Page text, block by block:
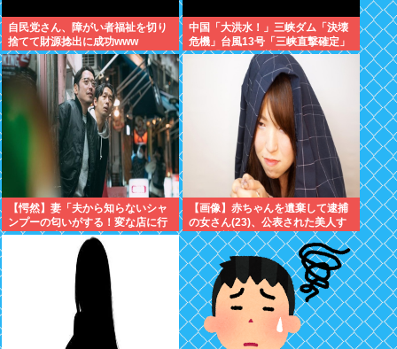
自民党さん、障がい者福祉を切り
捨てて財源捻出に成功www
中国「大洪水！」三峡ダム「決壊
危機」台風13号「三峡直撃確定」
日本「最も強い勢力で接近！（伊
勢湾台風級」台風13号と15号「中
国本土でぶつかり合う（前代未
【愕然】妻「夫から知らないシャ
ンプーの匂いがする！変な店に行
ってるに違いない！！！」探偵
「調べたところ･･･」⇒結果ｗｗ
【画像】赤ちゃんを遺棄して逮捕
の女さん(23)、公表された美人す
ぎるご尊顔がこちら⇒www